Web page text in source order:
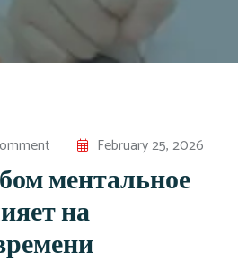
February 25, 2026
ментальное
на